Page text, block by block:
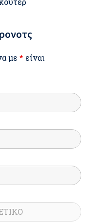
με * είναι